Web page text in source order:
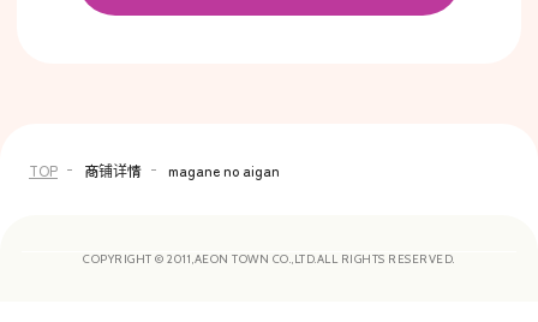
TOP 商铺详情 magane no aigan
COPYRIGHT © 2011,AEON TOWN CO.,LTD.ALL RIGHTS RESERVED.